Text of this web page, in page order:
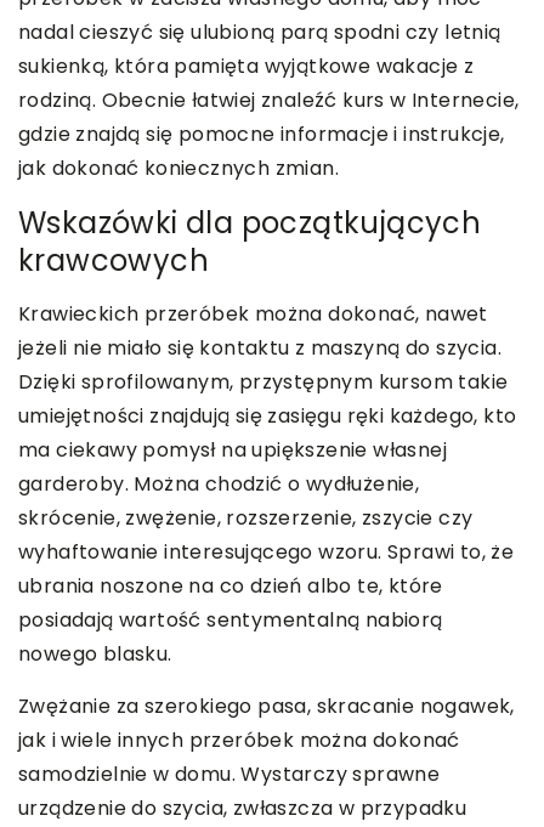
nadal cieszyć się ulubioną parą spodni czy letnią
sukienką, która pamięta wyjątkowe wakacje z
rodziną. Obecnie łatwiej znaleźć kurs w Internecie,
gdzie znajdą się pomocne informacje i instrukcje,
jak dokonać koniecznych zmian.
Wskazówki dla początkujących
krawcowych
Krawieckich przeróbek można dokonać, nawet
jeżeli nie miało się kontaktu z maszyną do szycia.
Dzięki sprofilowanym, przystępnym kursom takie
umiejętności znajdują się zasięgu ręki każdego, kto
ma ciekawy pomysł na upiększenie własnej
garderoby. Można chodzić o wydłużenie,
skrócenie, zwężenie, rozszerzenie, zszycie czy
wyhaftowanie interesującego wzoru. Sprawi to, że
ubrania noszone na co dzień albo te, które
posiadają wartość sentymentalną nabiorą
nowego blasku.
Zwężanie za szerokiego pasa, skracanie nogawek,
jak i wiele innych przeróbek można dokonać
samodzielnie w domu. Wystarczy sprawne
urządzenie do szycia, zwłaszcza w przypadku